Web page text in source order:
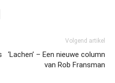
Volgend artikel
‘Lachen’ – Een nieuwe column
van Rob Fransman